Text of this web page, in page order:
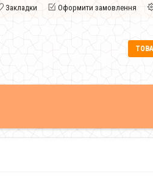
Закладки Оформити замовлення